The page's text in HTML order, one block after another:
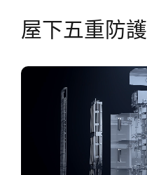
屋下五重防護